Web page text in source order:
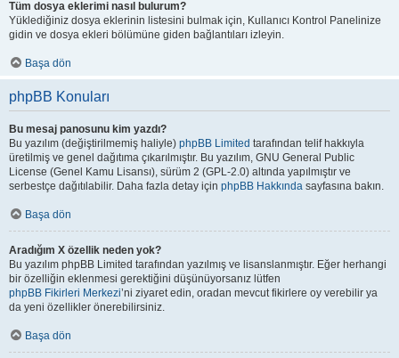
Tüm dosya eklerimi nasıl bulurum?
Yüklediğiniz dosya eklerinin listesini bulmak için, Kullanıcı Kontrol Panelinize
gidin ve dosya ekleri bölümüne giden bağlantıları izleyin.
Başa dön
phpBB Konuları
Bu mesaj panosunu kim yazdı?
Bu yazılım (değiştirilmemiş haliyle) phpBB Limited tarafından telif hakkıyla
üretilmiş ve genel dağıtıma çıkarılmıştır. Bu yazılım, GNU General Public
License (Genel Kamu Lisansı), sürüm 2 (GPL-2.0) altında yapılmıştır ve
serbestçe dağıtılabilir. Daha fazla detay için phpBB Hakkında sayfasına bakın.
Başa dön
Aradığım X özellik neden yok?
Bu yazılım phpBB Limited tarafından yazılmış ve lisanslanmıştır. Eğer herhangi
bir özelliğin eklenmesi gerektiğini düşünüyorsanız lütfen
phpBB Fikirleri Merkezi’ni ziyaret edin, oradan mevcut fikirlere oy verebilir ya
da yeni özellikler önerebilirsiniz.
Başa dön